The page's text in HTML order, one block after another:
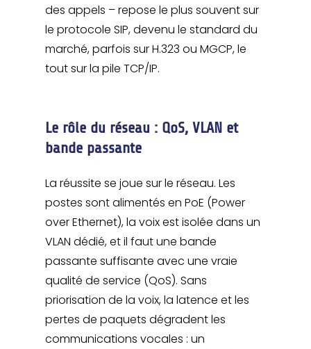
des appels – repose le plus souvent sur
le protocole SIP, devenu le standard du
marché, parfois sur H.323 ou MGCP, le
tout sur la pile TCP/IP.
Le rôle du réseau : QoS, VLAN et
bande passante
La réussite se joue sur le réseau. Les
postes sont alimentés en PoE (Power
over Ethernet), la voix est isolée dans un
VLAN dédié, et il faut une bande
passante suffisante avec une vraie
qualité de service (QoS). Sans
priorisation de la voix, la latence et les
pertes de paquets dégradent les
communications vocales : un